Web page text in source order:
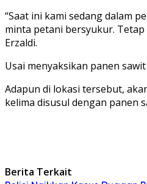
“Saat ini kami sedang dalam
minta petani bersyukur.
Erzaldi.
Usai menyaksikan panen
Adapun di lokasi tersebut,
kelima disusul dengan panen
Berita Terkait